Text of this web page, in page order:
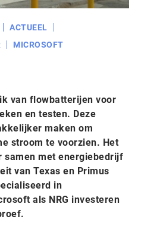
ACTUEEL
MICROSOFT
van flowbatterijen voor
en testen. Deze
maken om
stroom te voorzien. Het
samen met energiebedrijf
van Texas en Primus
in
als NRG investeren